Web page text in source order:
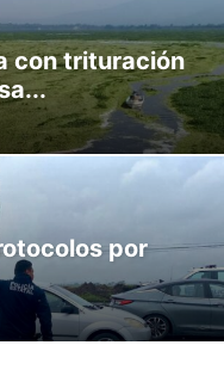
con trituración
por